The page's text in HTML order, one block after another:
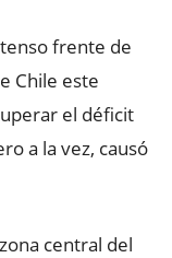
frente de
Chile este
el déficit
a la vez, causó
central del